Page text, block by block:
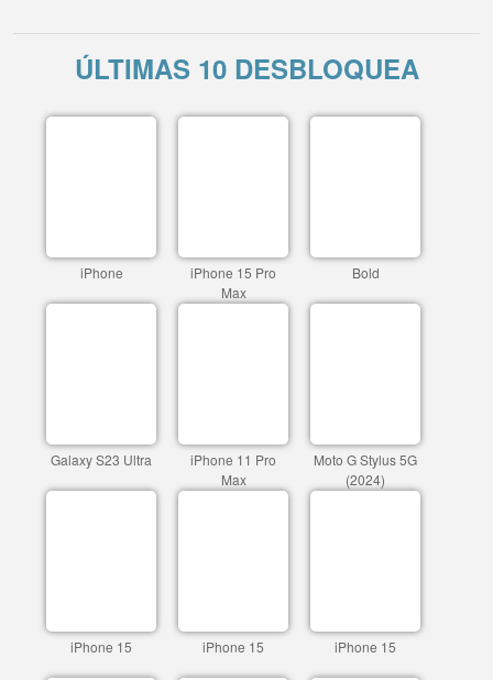
ÚLTIMAS 10 DESBLOQUEA
iPhone
iPhone 15 Pro
Max
Bold
Galaxy S23 Ultra
iPhone 11 Pro
Max
Moto G Stylus 5G
(2024)
iPhone 15 iPhone 15 iPhone 15